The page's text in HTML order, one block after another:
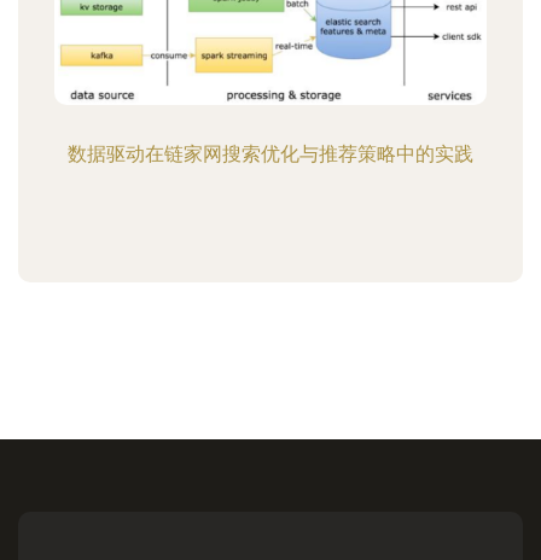
数据驱动在链家网搜索优化与推荐策略中的实践